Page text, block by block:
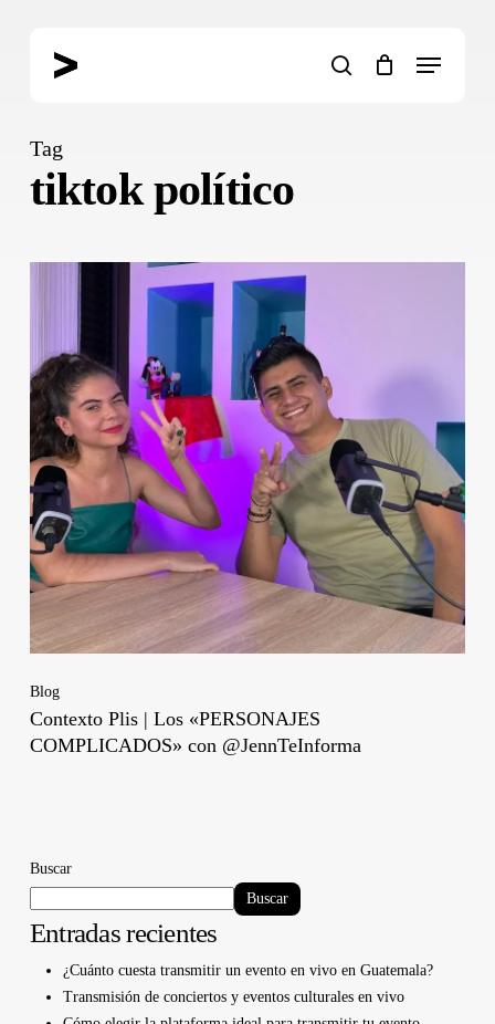
search
Menu
Tag
tiktok político
Blog
Contexto Plis | Los «PERSONAJES
COMPLICADOS» con @JennTeInforma
Buscar
Buscar
Entradas recientes
¿Cuánto cuesta transmitir un evento en vivo en Guatemala?
Transmisión de conciertos y eventos culturales en vivo